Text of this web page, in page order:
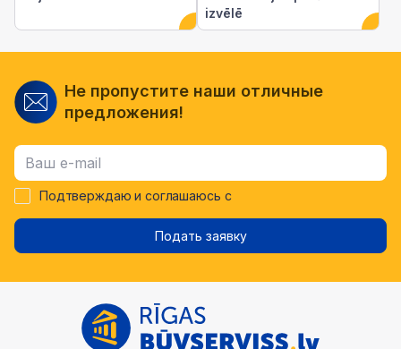
izvēlē
Не пропустите наши отличные
предложения!
Подтверждаю и соглашаюсь с
Подать заявку